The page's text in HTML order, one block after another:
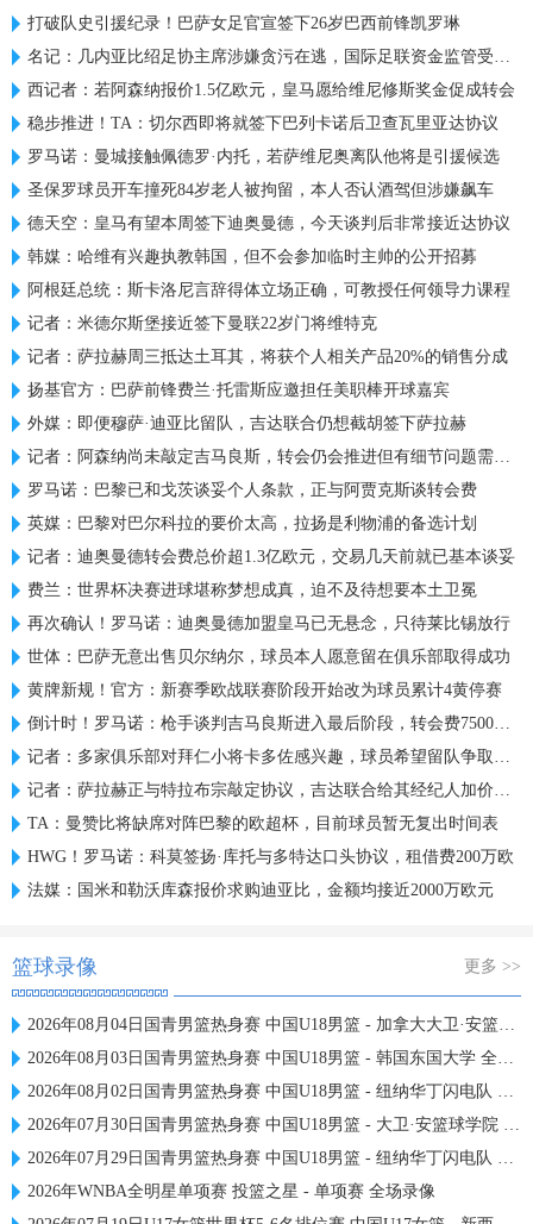
打破队史引援纪录！巴萨女足官宣签下26岁巴西前锋凯罗琳
名记：几内亚比绍足协主席涉嫌贪污在逃，国际足联资金监管受质疑
西记者：若阿森纳报价1.5亿欧元，皇马愿给维尼修斯奖金促成转会
稳步推进！TA：切尔西即将就签下巴列卡诺后卫查瓦里亚达协议
罗马诺：曼城接触佩德罗·内托，若萨维尼奥离队他将是引援候选
圣保罗球员开车撞死84岁老人被拘留，本人否认酒驾但涉嫌飙车
德天空：皇马有望本周签下迪奥曼德，今天谈判后非常接近达协议
韩媒：哈维有兴趣执教韩国，但不会参加临时主帅的公开招募
阿根廷总统：斯卡洛尼言辞得体立场正确，可教授任何领导力课程
记者：米德尔斯堡接近签下曼联22岁门将维特克
记者：萨拉赫周三抵达土耳其，将获个人相关产品20%的销售分成
扬基官方：巴萨前锋费兰·托雷斯应邀担任美职棒开球嘉宾
外媒：即便穆萨·迪亚比留队，吉达联合仍想截胡签下萨拉赫
记者：阿森纳尚未敲定吉马良斯，转会仍会推进但有细节问题需解决
罗马诺：巴黎已和戈茨谈妥个人条款，正与阿贾克斯谈转会费
英媒：巴黎对巴尔科拉的要价太高，拉扬是利物浦的备选计划
记者：迪奥曼德转会费总价超1.3亿欧元，交易几天前就已基本谈妥
费兰：世界杯决赛进球堪称梦想成真，迫不及待想要本土卫冕
再次确认！罗马诺：迪奥曼德加盟皇马已无悬念，只待莱比锡放行
世体：巴萨无意出售贝尔纳尔，球员本人愿意留在俱乐部取得成功
黄牌新规！官方：新赛季欧战联赛阶段开始改为球员累计4黄停赛
倒计时！罗马诺：枪手谈判吉马良斯进入最后阶段，转会费7500万镑
记者：多家俱乐部对拜仁小将卡多佐感兴趣，球员希望留队争取机会
记者：萨拉赫正与特拉布宗敲定协议，吉达联合给其经纪人加价报价
TA：曼赞比将缺席对阵巴黎的欧超杯，目前球员暂无复出时间表
HWG！罗马诺：科莫签扬·库托与多特达口头协议，租借费200万欧
法媒：国米和勒沃库森报价求购迪亚比，金额均接近2000万欧元
篮球录像 更多 >>
2026年08月04日国青男篮热身赛 中国U18男篮 - 加拿大大卫·安篮球学院 全场录像
2026年08月03日国青男篮热身赛 中国U18男篮 - 韩国东国大学 全场录像
2026年08月02日国青男篮热身赛 中国U18男篮 - 纽纳华丁闪电队 全场录像
2026年07月30日国青男篮热身赛 中国U18男篮 - 大卫·安篮球学院 全场录像
2026年07月29日国青男篮热身赛 中国U18男篮 - 纽纳华丁闪电队 全场录像
2026年WNBA全明星单项赛 投篮之星 - 单项赛 全场录像